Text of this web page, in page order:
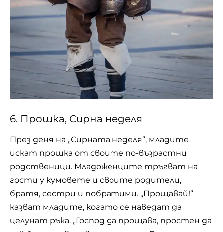
6. Прошка, Сирна неделя
През деня на „Сирната неделя“, младите
искат прошка от своите по-възрастни
родственици. Младоженците тръгват на
гости у кумовете и своите родители,
братя, сестри и побратими. „Прощавай!“
казват младите, когато се наведат да
целунат ръка. „Господ да прощава, простен да